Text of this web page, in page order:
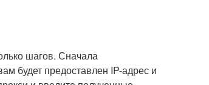
шагов. Сначала
будет предоставлен IP-адрес и